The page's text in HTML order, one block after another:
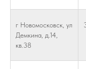
г Новомосковск, ул
Демкина, д.14,
кв.38